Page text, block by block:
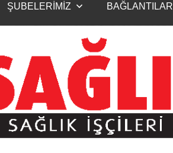
ŞUBELERİMİZ BAĞLANTILAR